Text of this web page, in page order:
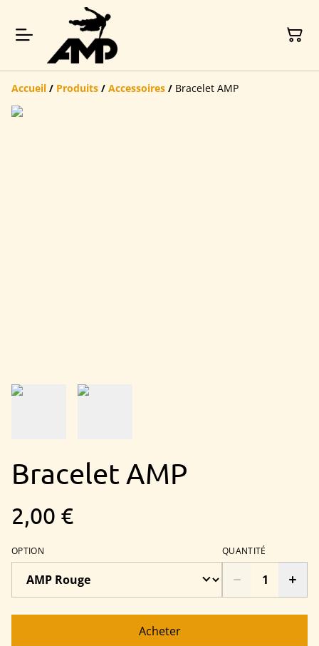
Accueil / Produits / Accessoires / Bracelet AMP
Bracelet AMP
2,00 €
OPTION QUANTITÉ
Acheter